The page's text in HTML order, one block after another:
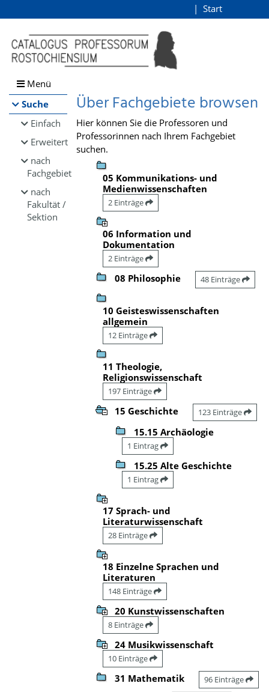
Browsen
direkt zum Inhalt
Start
Menü
Suche
Einfach
Erweitert
nach
Fachgebiet
nach
Fakultät /
Sektion
Über Fachgebiete browsen
Hier können Sie die Professoren und
Professorinnen nach Ihrem Fachgebiet
suchen.
05 Kommunikations- und
Medienwissenschaften
2 Einträge
06 Information und
Dokumentation
2 Einträge
08 Philosophie 48 Einträge
10 Geisteswissenschaften
allgemein
12 Einträge
11 Theologie,
Religionswissenschaft
197 Einträge
15 Geschichte 123 Einträge
15.15 Archäologie
1 Eintrag
15.25 Alte Geschichte
1 Eintrag
17 Sprach- und
Literaturwissenschaft
28 Einträge
18 Einzelne Sprachen und
Literaturen
148 Einträge
20 Kunstwissenschaften
8 Einträge
24 Musikwissenschaft
10 Einträge
31 Mathematik 96 Einträge